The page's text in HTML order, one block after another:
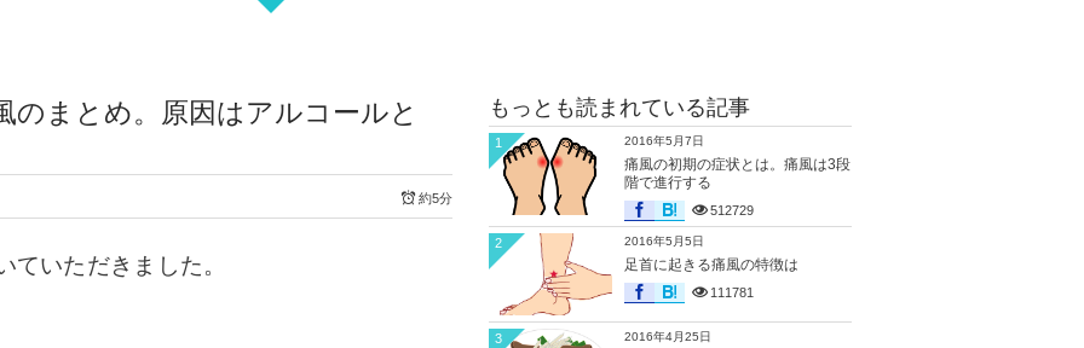
のまとめ。原因はアルコールと
約5分
ていただきました。
もっとも読まれている記事
2016年5月7日
痛風の初期の症状とは。痛風は3段
階で進行する
512729
1
2016年5月5日
足首に起きる痛風の特徴は
111781
2
2016年4月25日
3